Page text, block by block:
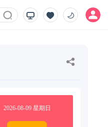
2026-08-09 星期日